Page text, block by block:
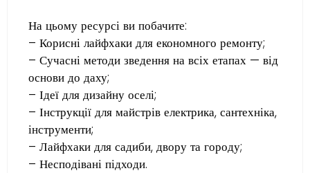
На цьому ресурсі ви побачите:
– Корисні лайфхаки для економного ремонту;
– Сучасні методи зведення на всіх етапах — від
основи до даху;
– Ідеї для дизайну оселі;
– Інструкції для майстрів електрика, сантехніка,
інструменти;
– Лайфхаки для садиби, двору та городу;
– Несподівані підходи.